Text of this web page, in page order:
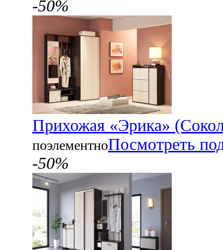
-50%
Прихожая «Эрика»
поэлементноПосмотреть
-50%